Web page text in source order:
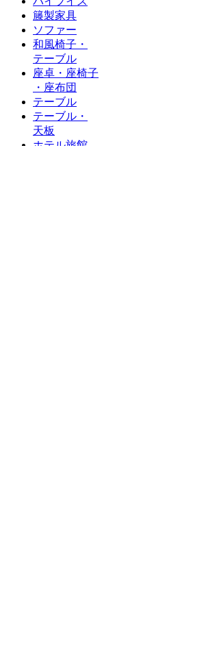
籐製家具
ソファー
和風椅子・
テーブル
座卓・座椅子
・座布団
テーブル
テーブル・
天板
ホテル旅館